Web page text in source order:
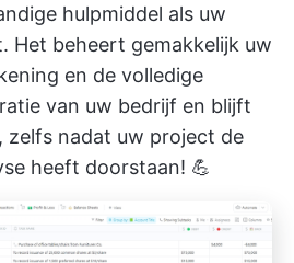
hulpmiddel als uw
Het beheert gemakkelijk uw
en de volledige
van uw bedrijf en blijft
zelfs nadat uw project de
heeft doorstaan! 💪